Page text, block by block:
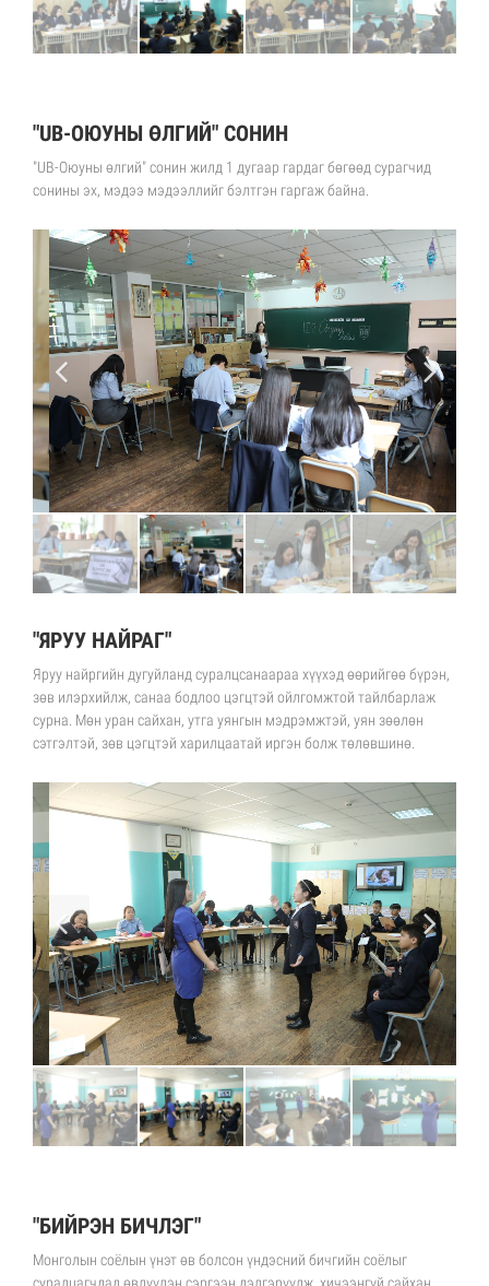
"UB-ОЮУНЫ ӨЛГИЙ" СОНИН
"UB-Оюуны өлгий" сонин жилд 1 дугаар гардаг бөгөөд сурагчид
сонины эх, мэдээ мэдээллийг бэлтгэн гаргаж байна.
"ЯРУУ НАЙРАГ"
Яруу найргийн дугуйланд суралцсанаараа хүүхэд өөрийгөө бүрэн,
зөв илэрхийлж, санаа бодлоо цэгцтэй ойлгомжтой тайлбарлаж
сурна. Мөн уран сайхан, утга уянгын мэдрэмжтэй, уян зөөлөн
сэтгэлтэй, зөв цэгцтэй харилцаатай иргэн болж төлөвшинө.
"БИЙРЭН БИЧЛЭГ"
Монголын соёлын үнэт өв болсон үндэсний бичгийн соёлыг
суралцагчдад өвлүүлэн сэргээн дэлгэрүүлж, хичээнгүй сайхан